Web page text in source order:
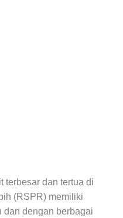
terbesar dan tertua di
(RSPR) memiliki
dan dengan berbagai